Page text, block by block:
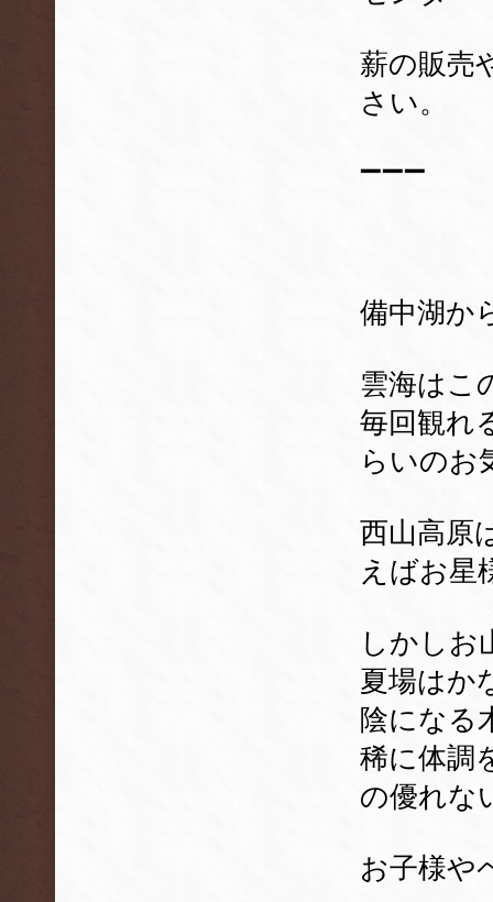
薪の販売
さい。
➖➖➖
備中湖か
雲海はこ
毎回観れ
らいのお
西山高原
えばお星
しかし
夏場はか
陰になる
稀に体調
の優れな
お子様や